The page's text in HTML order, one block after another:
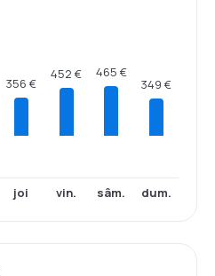
356 €
joi
452 €
vin.
465 €
sâm.
349 €
dum.